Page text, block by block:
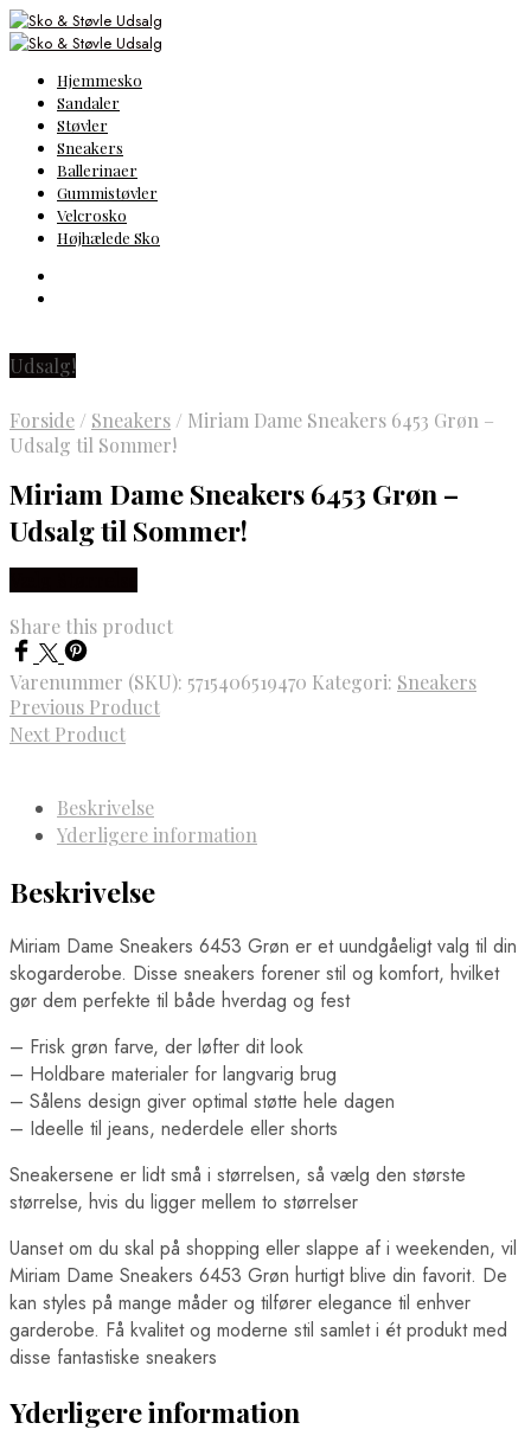
Hjemmesko
Sandaler
Støvler
Sneakers
Ballerinaer
Gummistøvler
Velcrosko
Højhælede Sko
Udsalg!
Forside / Sneakers / Miriam Dame Sneakers 6453 Grøn –
Udsalg til Sommer!
Miriam Dame Sneakers 6453 Grøn –
Udsalg til Sommer!
Share this product
Varenummer (SKU): 5715406519470 Kategori: Sneakers
Previous Product
Next Product
Beskrivelse
Yderligere information
Beskrivelse
Miriam Dame Sneakers 6453 Grøn er et uundgåeligt valg til din
skogarderobe. Disse sneakers forener stil og komfort, hvilket
gør dem perfekte til både hverdag og fest
– Frisk grøn farve, der løfter dit look
– Holdbare materialer for langvarig brug
– Sålens design giver optimal støtte hele dagen
– Ideelle til jeans, nederdele eller shorts
Sneakersene er lidt små i størrelsen, så vælg den største
størrelse, hvis du ligger mellem to størrelser
Uanset om du skal på shopping eller slappe af i weekenden, vil
Miriam Dame Sneakers 6453 Grøn hurtigt blive din favorit. De
kan styles på mange måder og tilfører elegance til enhver
garderobe. Få kvalitet og moderne stil samlet i ét produkt med
disse fantastiske sneakers
Yderligere information